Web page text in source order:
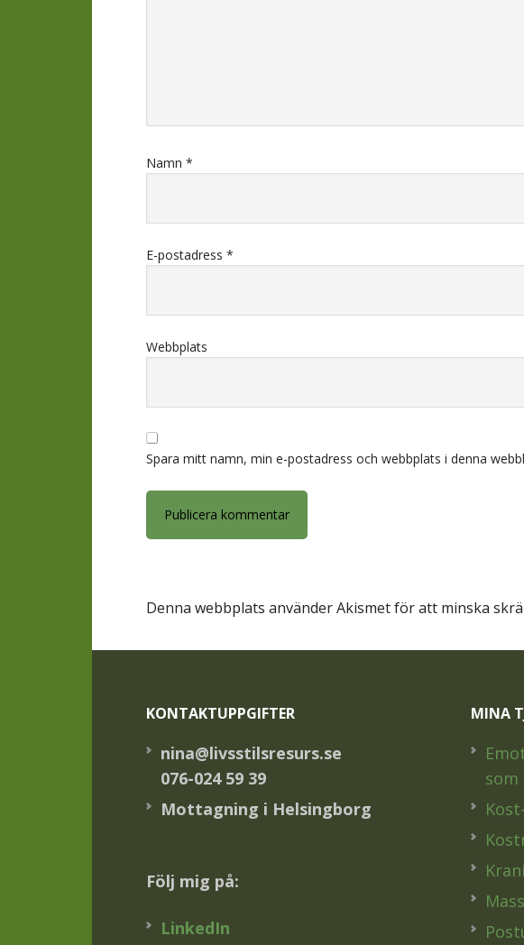
Namn *
E-postadress *
Webbplats
Spara mitt namn, min e-postadress och webbplats i denna
Denna webbplats använder Akismet för att minska
KONTAKTUPPGIFTER
nina@livsstilsresurs.se
076-024 59 39
Mottagning i Helsingborg
Följ mig på:
LinkedIn
MINA